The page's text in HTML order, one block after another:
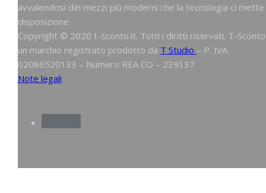
avvalendosi dei mezzi più moderni che la tecnologia ci mette
disposizione.
Copyright © 2020 t-sconto.it. Tutti i diritti riservati. T-
un marchio registrato prodotto da T Studio – P. IVA
02086520133 – Numero REA CO – 239137
Note legali